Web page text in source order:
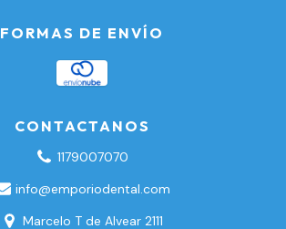
FORMAS DE ENVÍO
CONTACTANOS
1179007070
info@emporiodental.com
Marcelo T de Alvear 2111